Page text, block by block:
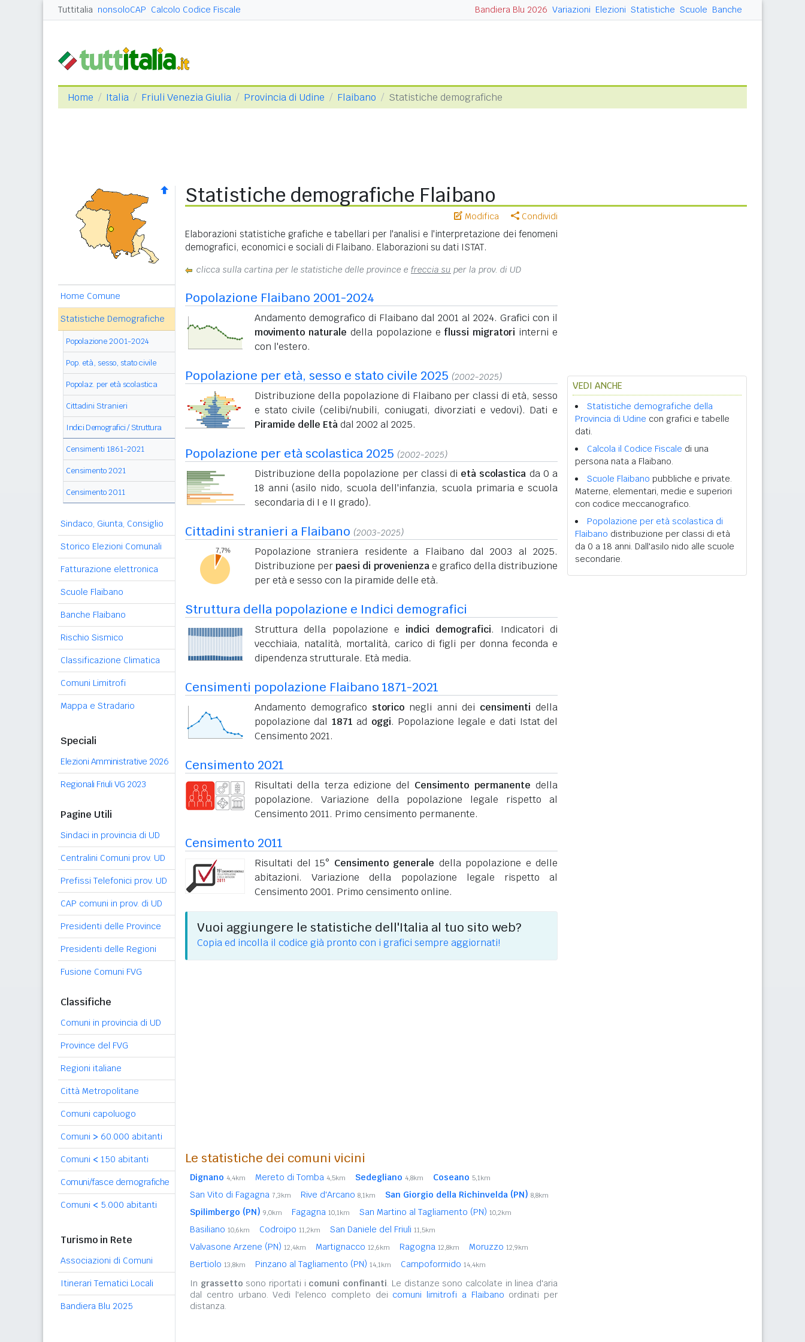
Tuttitalia nonsoloCAP Calcolo Codice Fiscale Bandiera Blu 2026 Variazioni Elezioni Statistiche Scuole Banche
Home Italia Friuli Venezia Giulia Provincia di Udine Flaibano Statistiche demografiche
Home Comune
Statistiche Demografiche
Popolazione 2001-2024
Pop. età, sesso, stato civile
Popolaz. per età scolastica
Cittadini Stranieri
Indici Demografici / Struttura
Censimenti 1861-2021
Censimento 2021
Censimento 2011
Sindaco, Giunta, Consiglio
Storico Elezioni Comunali
Fatturazione elettronica
Scuole Flaibano
Banche Flaibano
Rischio Sismico
Classificazione Climatica
Comuni Limitrofi
Mappa e Stradario
Speciali
Elezioni Amministrative 2026
Regionali Friuli VG 2023
Pagine Utili
Sindaci in provincia di UD
Centralini Comuni prov. UD
Prefissi Telefonici prov. UD
CAP comuni in prov. di UD
Presidenti delle Province
Presidenti delle Regioni
Fusione Comuni FVG
Classifiche
Comuni in provincia di UD
Province del FVG
Regioni italiane
Città Metropolitane
Comuni capoluogo
Comuni > 60.000 abitanti
Comuni < 150 abitanti
Comuni/fasce demografiche
Comuni < 5.000 abitanti
Turismo in Rete
Associazioni di Comuni
Itinerari Tematici Locali
Bandiera Blu 2025
Statistiche demografiche Flaibano
Modifica Condividi
Elaborazioni statistiche grafiche e tabellari per l'analisi e l'interpretazione dei fenomeni
demografici, economici e sociali di Flaibano. Elaborazioni su dati ISTAT.
clicca sulla cartina per le statistiche delle province e freccia su per la prov. di UD
Popolazione Flaibano 2001-2024
Andamento demografico di Flaibano dal 2001 al 2024. Grafici con il
movimento naturale della popolazione e flussi migratori interni e
con l'estero.
Popolazione per età, sesso e stato civile 2025 (2002-2025)
Distribuzione della popolazione di Flaibano per classi di età, sesso
e stato civile (celibi/nubili, coniugati, divorziati e vedovi). Dati e
Piramide delle Etàdal 2002 al 2025.
Popolazione per età scolastica 2025 (2002-2025)
Distribuzione della popolazione per classi di età scolastica da 0 a
18 anni (asilo nido, scuola dell'infanzia, scuola primaria e scuola
secondaria di I e II grado).
Cittadini stranieri a Flaibano (2003-2025)
Popolazione straniera residente a Flaibano dal 2003 al 2025.
Distribuzione perpaesi di provenienzae grafico della distribuzione
per età e sesso con la piramide delle età.
Struttura della popolazione e Indici demografici
Struttura della popolazione e indici demografici. Indicatori di
vecchiaia, natalità, mortalità, carico di figli per donna feconda e
dipendenza strutturale. Età media.
Censimenti popolazione Flaibano 1871-2021
Andamento demografico storico negli anni dei censimenti della
popolazione dal 1871 ad oggi. Popolazione legale e dati Istat del
Censimento 2021.
Censimento 2021
Risultati della terza edizione del Censimento permanente della
popolazione. Variazione della popolazione legale rispetto al
Censimento 2011. Primo censimento permanente.
Censimento 2011
Risultati del 15° Censimento generale della popolazione e delle
abitazioni. Variazione della popolazione legale rispetto al
Censimento 2001. Primo censimento online.
Vuoi aggiungere le statistiche dell'Italia al tuo sito web?
Copia ed incolla il codice già pronto con i grafici sempre aggiornati!
Le statistiche dei comuni vicini
Dignano 4,4km Mereto di Tomba 4,5km Sedegliano 4,8km Coseano 5,1km
San Vito di Fagagna 7,3km Rive d'Arcano 8,1km San Giorgio della Richinvelda (PN) 8,8km
Spilimbergo (PN) 9,0km Fagagna 10,1km San Martino al Tagliamento (PN) 10,2km
Basiliano 10,6km Codroipo 11,2km San Daniele del Friuli 11,5km
Valvasone Arzene (PN) 12,4km Martignacco 12,6km Ragogna 12,8km Moruzzo 12,9km
Bertiolo 13,8km Pinzano al Tagliamento (PN) 14,1km Campoformido 14,4km
In grassetto sono riportati i comuni confinanti. Le distanze sono calcolate in linea d'aria
dal centro urbano. Vedi l'elenco completo dei comuni limitrofi a Flaibano ordinati per
distanza.
VEDI ANCHE
Statistiche demografiche della
Provincia di Udine con grafici e tabelle
dati.
Calcola il Codice Fiscale di una
persona nata a Flaibano.
Scuole Flaibano pubbliche e private.
Materne, elementari, medie e superiori
con codice meccanografico.
Popolazione per età scolastica di
Flaibano distribuzione per classi di età
da 0 a 18 anni. Dall'asilo nido alle scuole
secondarie.